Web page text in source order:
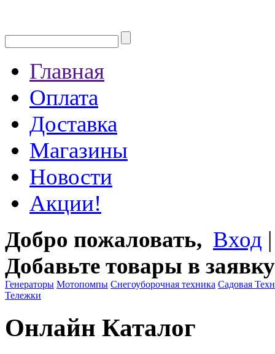
Главная
Оплата
Доставка
Магазины
Новости
Акции!
Добро пожаловать, Вход
Добавьте товары в заявку
Генераторы Мотопомпы Снегоуборочная техника Садовая
Тележки
Онлайн Каталог